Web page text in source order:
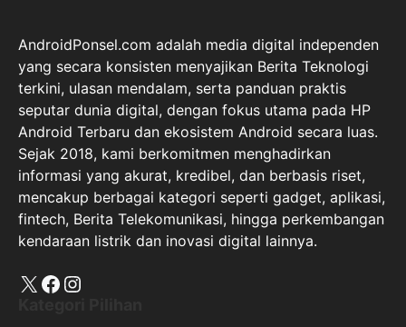
Android Terbaru dan ekosistem Android secara luas.
Sejak 2018, kami berkomitmen menghadirkan
informasi yang akurat, kredibel, dan berbasis riset,
mencakup berbagai kategori seperti gadget, aplikasi,
fintech, Berita Telekomunikasi, hingga perkembangan
kendaraan listrik dan inovasi digital lainnya.
X Facebook
Instagram
Kategori Pilihan
Smartphone
Navigations